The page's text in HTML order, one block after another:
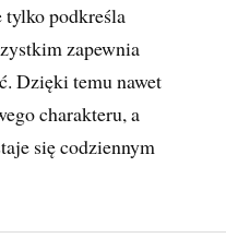
podkreśla
zapewnia
Dzięki temu nawet
charakteru, a
się codziennym